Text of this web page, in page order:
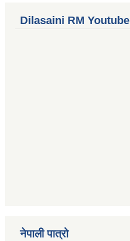
Dilasaini RM Youtube
नेपाली पात्रो